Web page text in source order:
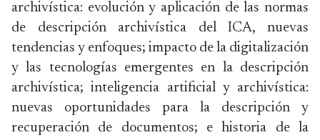
archivística: evolución y aplicación de las normas
de descripción archivística del ICA, nuevas
tendencias y enfoques; impacto de la digitalización
y las tecnologías emergentes en la descripción
archivística; inteligencia artificial y archivística:
nuevas oportunidades para la descripción y
recuperación de documentos; e historia de la